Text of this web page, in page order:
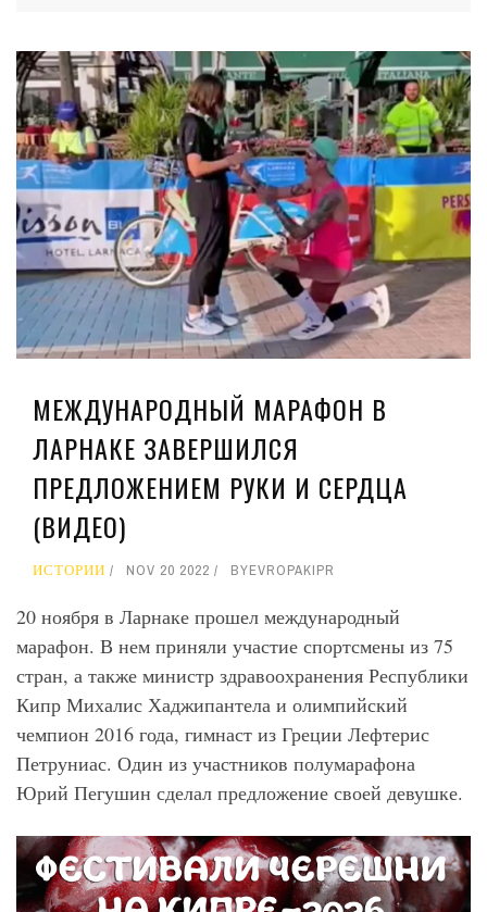
МЕЖДУНАРОДНЫЙ МАРАФОН В
ЛАРНАКЕ ЗАВЕРШИЛСЯ
ПРЕДЛОЖЕНИЕМ РУКИ И СЕРДЦА
(ВИДЕО)
ИСТОРИИ NOV 20 2022 BYEVROPAKIPR
20 ноября в Ларнаке прошел международный
марафон. В нем приняли участие спортсмены из 75
стран, а также министр здравоохранения Республики
Кипр Михалис Хаджипантела и олимпийский
чемпион 2016 года, гимнаст из Греции Лефтерис
Петруниас. Один из участников полумарафона
Юрий Пегушин сделал предложение своей девушке.